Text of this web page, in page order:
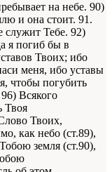
на небе. 90)
и она стоит. 91.
служит Тебе. 92)
я погиб бы в
Твоих; ибо
меня, ибо уставы
чтобы погубить
Всякого
Твоя
Твоих,
как небо (ст.89),
земля (ст.90),